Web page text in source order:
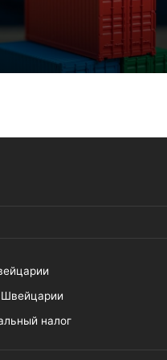
налог